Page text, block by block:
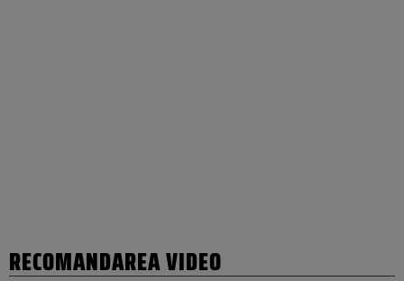
RECOMANDAREA VIDEO